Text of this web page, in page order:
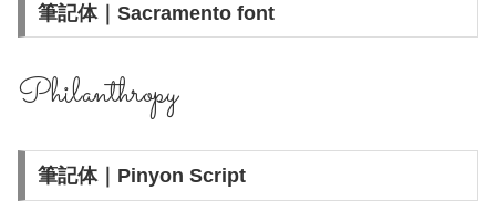
筆記体｜Sacramento font
Philanthropy
筆記体｜Pinyon Script